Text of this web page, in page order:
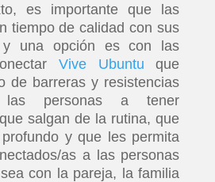
es importante que las
tiempo de calidad con sus
y una opción es con las
Vive Ubuntu que
de barreras y resistencias
personas a tener
salgan de la rutina, que
y que les permita
as a las personas
con la pareja, la familia